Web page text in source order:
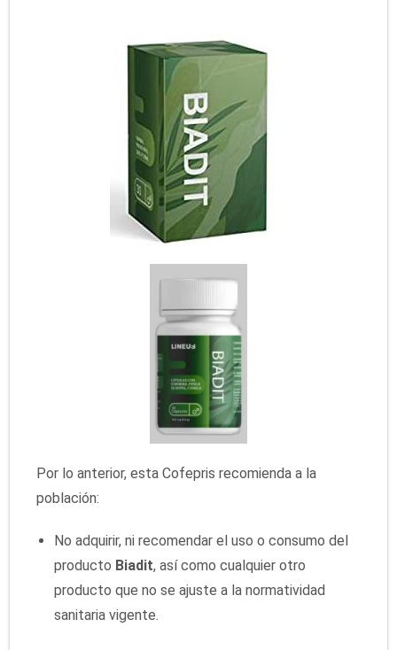
Por lo anterior, esta Cofepris recomienda a la
población:
No adquirir, ni recomendar el uso o consumo del
producto Biadit, así como cualquier otro
producto que no se ajuste a la normatividad
sanitaria vigente.